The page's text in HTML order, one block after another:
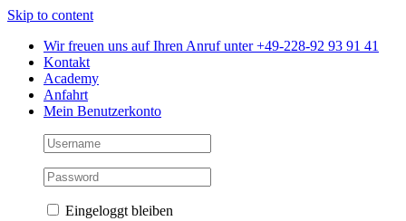
Skip to content
Wir freuen uns auf Ihren Anruf unter +49-228-92 93 91 41
Kontakt
Academy
Anfahrt
Mein Benutzerkonto
Eingeloggt bleiben